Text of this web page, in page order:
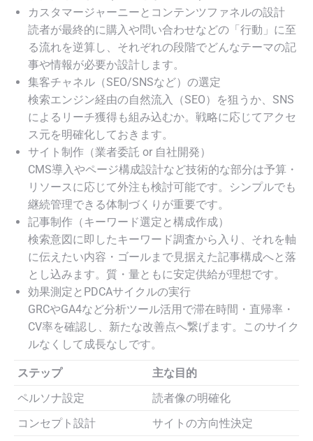
カスタマージャーニーとコンテンツファネルの設計
読者が最終的に購入や問い合わせなどの「行動」に至
る流れを逆算し、それぞれの段階でどんなテーマの記
事や情報が必要か設計します。
集客チャネル（SEO/SNSなど）の選定
検索エンジン経由の自然流入（SEO）を狙うか、SNS
によるリーチ獲得も組み込むか。戦略に応じてアクセ
ス元を明確化しておきます。
サイト制作（業者委託 or 自社開発）
CMS導入やページ構成設計など技術的な部分は予算・
リソースに応じて外注も検討可能です。シンプルでも
継続管理できる体制づくりが重要です。
記事制作（キーワード選定と構成作成）
検索意図に即したキーワード調査から入り、それを軸
に伝えたい内容・ゴールまで見据えた記事構成へと落
とし込みます。質・量ともに安定供給が理想です。
効果測定とPDCAサイクルの実行
GRCやGA4など分析ツール活用で滞在時間・直帰率・
CV率を確認し、新たな改善点へ繋げます。このサイク
ルなくして成長なしです。
ステップ
主な目的
ペルソナ設定
読者像の明確化
コンセプト設計
サイトの方向性決定